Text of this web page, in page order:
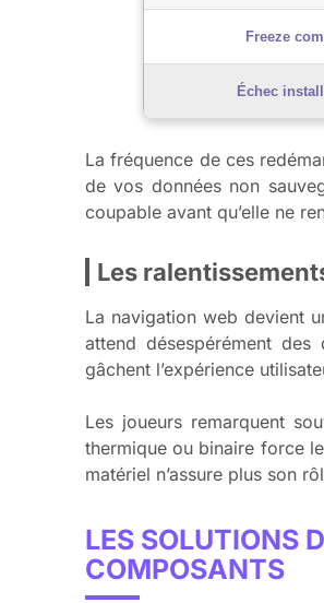
Freeze
Échec
La fréquence de ces
de vos données non
coupable avant qu’elle ne
Les
La navigation web devient
attend désespérément
gâchent l’expérience
Les joueurs remarquent
thermique ou binaire force
matériel n’assure plus son
LES SOLUTIONS
COMPOSANTS